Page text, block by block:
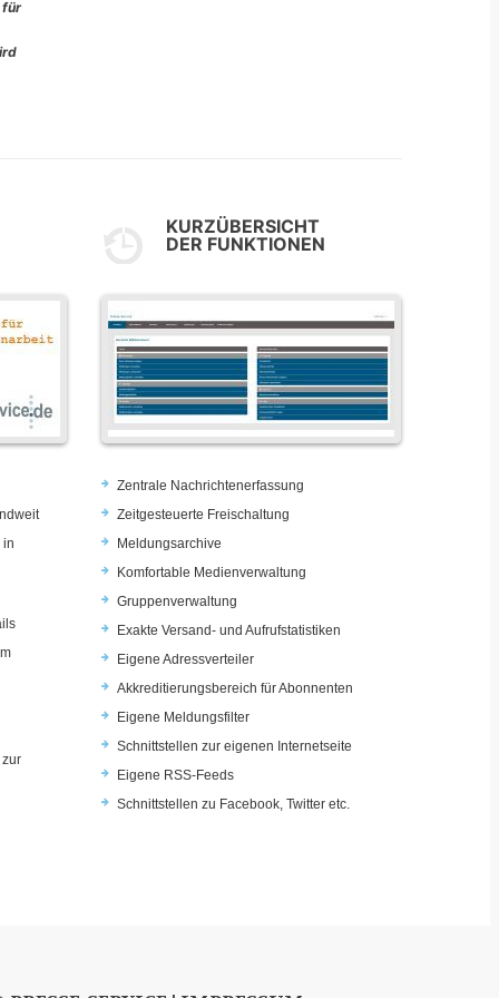
für
in
KURZÜBERSICHT
DER FUNKTIONEN
Zentrale Nachrichtenerfassung
Zeitgesteuerte Freischaltung
Meldungsarchive
Komfortable Medienverwaltung
Gruppenverwaltung
Exakte Versand- und Aufrufstatistiken
Eigene Adressverteiler
Akkreditierungsbereich für Abonnenten
Eigene Meldungsfilter
Schnittstellen zur eigenen Internetseite
Eigene RSS-Feeds
Schnittstellen zu Facebook, Twitter etc.